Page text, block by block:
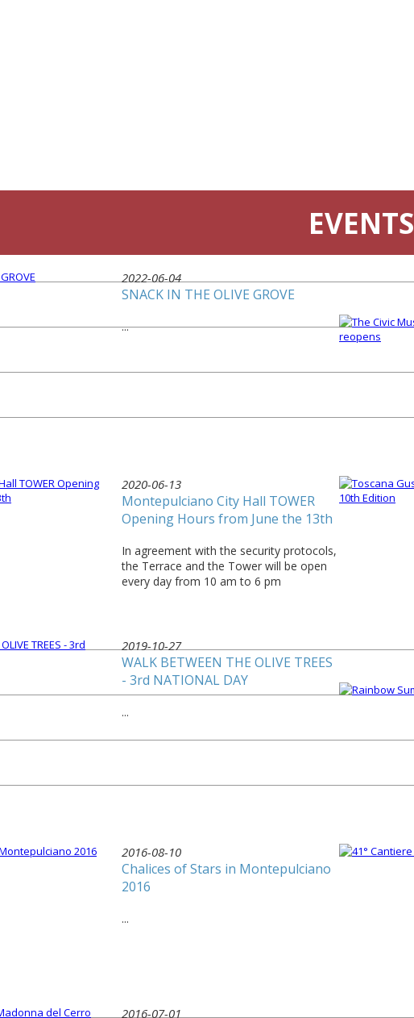
EVENTS
2022-06-04
SNACK IN THE OLIVE GROVE
...
2020-06-13
Montepulciano City Hall TOWER
Opening Hours from June the 13th
In agreement with the security protocols,
the Terrace and the Tower will be open
every day from 10 am to 6 pm
2019-10-27
WALK BETWEEN THE OLIVE TREES
- 3rd NATIONAL DAY
...
2016-08-10
Chalices of Stars in Montepulciano
2016
...
2016-07-01